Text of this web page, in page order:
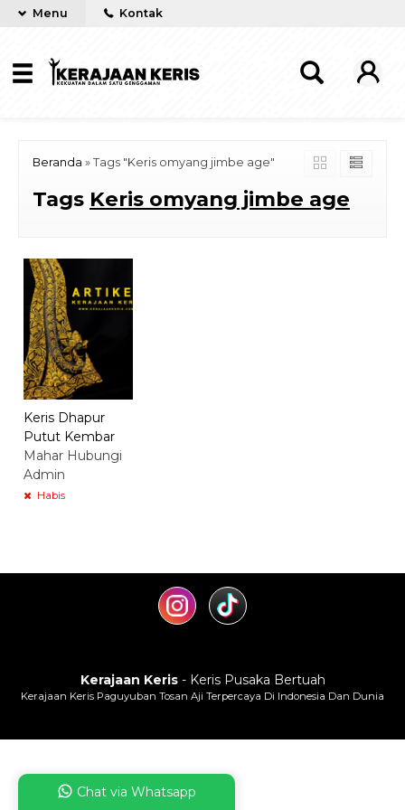
Menu Kontak
Beranda » Tags "Keris omyang jimbe age"
Tags Keris omyang jimbe age
Keris Dhapur
Putut Kembar
Mahar Hubungi
Admin
Habis
Kerajaan Keris- Keris Pusaka Bertuah
Kerajaan Keris Paguyuban Tosan Aji Terpercaya Di Indonesia Dan Dunia
Chat via Whatsapp